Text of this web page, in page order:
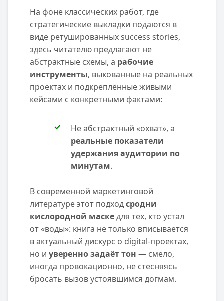
На фоне классических работ, где
стратегические выкладки подаются в
виде ретушированных success stories,
здесь читателю предлагают не
абстрактные схемы, а рабочие
инструменты, выкованные на реальных
проектах и подкреплённые живыми
кейсами с конкретными фактами:
Не абстрактный «охват», а
реальные показатели
удержания аудитории по
минутам.
В современной маркетинговой
литературе этот подходсродни
кислородной маскедля тех, кто устал
от «воды»: книга не только вписывается
в актуальный дискурс о digital-проектах,
но и уверенно задаёт тон — смело,
иногда провокационно, не стесняясь
бросать вызов устоявшимся догмам.